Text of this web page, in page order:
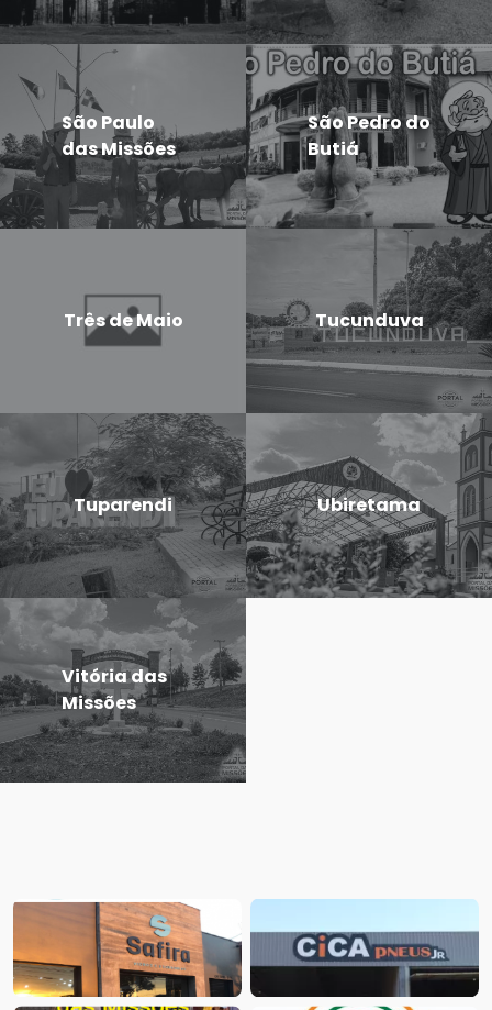
São Paulo
das Missões
São Pedro do
Butiá
Três de Maio Tucunduva
Tuparendi Ubiretama
Vitória das
Missões